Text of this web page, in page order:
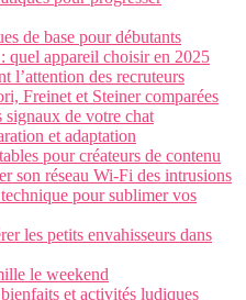
de base pour débutants
quel appareil choisir en 2025
l’attention des recruteurs
Freinet et Steiner comparées
de votre chat
et adaptation
pour créateurs de contenu
son réseau Wi-Fi des intrusions
pour sublimer vos
les petits envahisseurs dans
le weekend
et activités ludiques